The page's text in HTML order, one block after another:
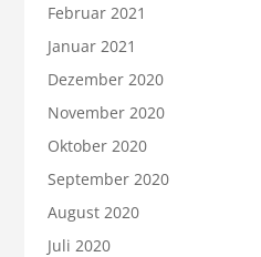
Februar 2021
Januar 2021
Dezember 2020
November 2020
Oktober 2020
September 2020
August 2020
Juli 2020